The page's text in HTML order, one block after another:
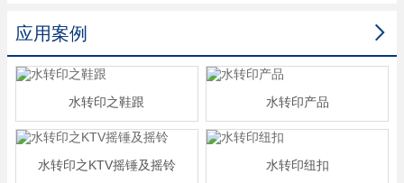

应用案例
水转印之鞋跟 水转印产品
水转印之KTV摇锤及摇铃 水转印纽扣